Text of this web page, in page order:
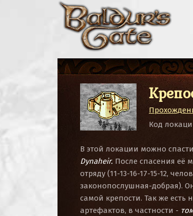
Код
В этой локации можно
Dynaheir. После спасения её
отряду (11-13-16-17-15-12,
законопослушная-добрая).
самой крепости. Так же есть
артефактов, в частности -